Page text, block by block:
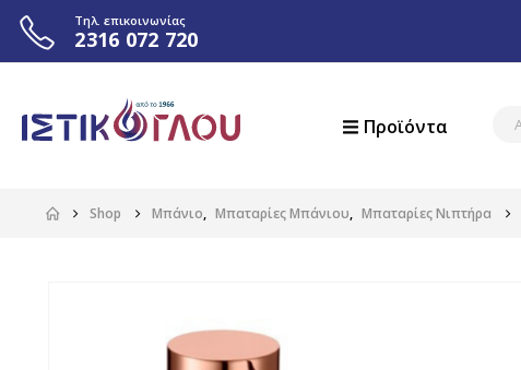
Τηλ. επικοινωνίας
2316 072 720
Προϊόντα
Shop Μπάνιο, Μπαταρίες Μπάνιου, Μπαταρίες Νιπτήρα